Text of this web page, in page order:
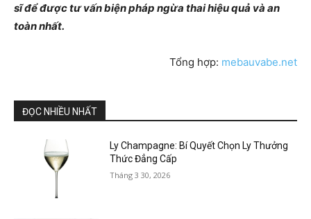
sĩ để được tư vấn biện pháp ngừa thai hiệu quả và an
toàn nhất.
Tổng hợp: mebauvabe.net
ĐỌC NHIỀU NHẤT
Ly Champagne: Bí Quyết Chọn Ly Thưởng
Thức Đẳng Cấp
Tháng 3 30, 2026